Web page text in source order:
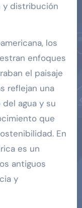
y distribución
los
enfoques
el paisaje
reflejan una
agua y su
que
En
es un
antiguos
y